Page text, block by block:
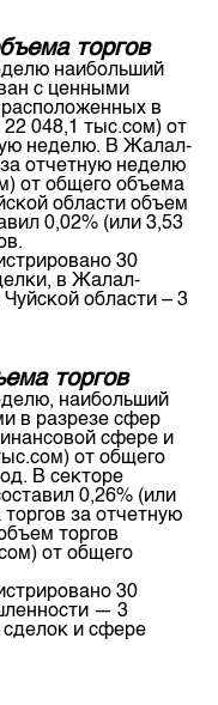
торгов
наибольший
с ценными
в
048,1 тыс.сом) от
неделю. В Жалал-
отчетную неделю
от общего объема
области объем
0,02% (или 3,53
30
в Жалал-
области – 3
торгов
наибольший
в разрезе сфер
сфере и
от общего
В секторе
0,26% (или
за отчетную
торгов
от общего
30
— 3
и сфере